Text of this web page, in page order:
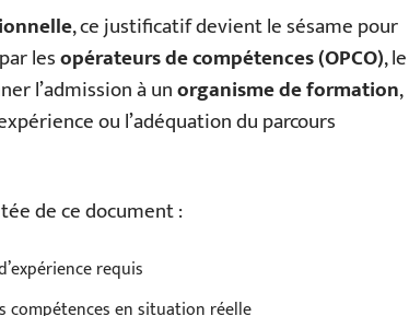
, ce justificatif devient le sésame pour
lesopérateurs de compétences (OPCO), le
l’admission à unorganisme de formation,
ou l’adéquation du parcours
de ce document :
requis
compétences en situation réelle